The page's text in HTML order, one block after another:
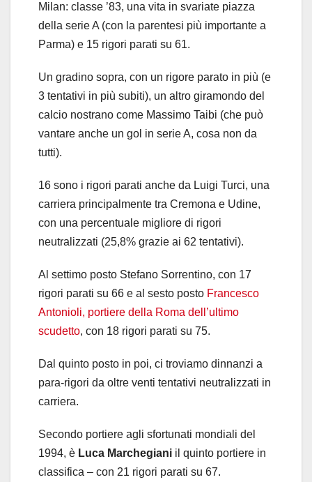
Milan: classe ’83, una vita in svariate piazza
della serie A (con la parentesi più importante a
Parma) e 15 rigori parati su 61.
Un gradino sopra, con un rigore parato in più (e
3 tentativi in più subiti), un altro giramondo del
calcio nostrano come Massimo Taibi (che può
vantare anche un gol in serie A, cosa non da
tutti).
16 sono i rigori parati anche da Luigi Turci, una
carriera principalmente tra Cremona e Udine,
con una percentuale migliore di rigori
neutralizzati (25,8% grazie ai 62 tentativi).
Al settimo posto Stefano Sorrentino, con 17
rigori parati su 66 e al sesto posto Francesco
Antonioli, portiere della Roma dell’ultimo
scudetto, con 18 rigori parati su 75.
Dal quinto posto in poi, ci troviamo dinnanzi a
para-rigori da oltre venti tentativi neutralizzati in
carriera.
Secondo portiere agli sfortunati mondiali del
1994, è Luca Marchegiani il quinto portiere in
classifica – con 21 rigori parati su 67.